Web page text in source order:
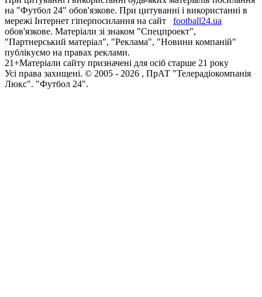
на "Футбол 24" обов'язкове. При цитуванні і використанні в
мережі Інтернет гіперпосилання на сайт
football24.ua
обов'язкове. Матеріали зі знаком "Спецпроект",
"Партнерський матеріал", "Реклама", "Новини компаній"
публікуємо на правах реклами.
21+Матеріали сайту призначені для осіб старше 21 року
Усi права захищенi. © 2005 - 2026 , ПрАТ "Телерадіокомпанія
Люкс". "Футбол 24".